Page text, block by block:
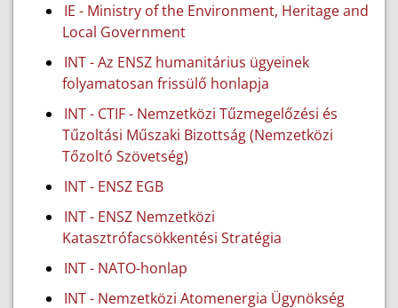
IE - Ministry of the Environment, Heritage and
Local Government
INT - Az ENSZ humanitárius ügyeinek
folyamatosan frissülő honlapja
INT - CTIF - Nemzetközi Tűzmegelőzési és
Tűzoltási Műszaki Bizottság (Nemzetközi
Tőzoltó Szövetség)
INT - ENSZ EGB
INT - ENSZ Nemzetközi
Katasztrófacsökkentési Stratégia
INT - NATO-honlap
INT - Nemzetközi Atomenergia Ügynökség